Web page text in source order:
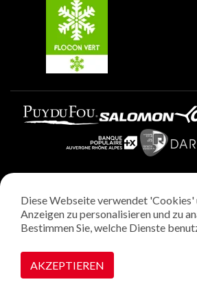
Plagne Villages
Plagne Aime 2000
Rechtliche Hinweise
Datenschutzrichtlinie
Verwaltung von Cookies
Diese Webseite verwendet 'Cookies'
Anzeigen zu personalisieren und zu
Bestimmen Sie, welche Dienste
AKZEPTIEREN